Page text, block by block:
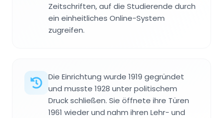
Zeitschriften, auf die Studierende durch
ein einheitliches Online-System
zugreifen.
Die Einrichtung wurde 1919 gegründet
und musste 1928 unter politischem
Druck schließen. Sie öffnete ihre Türen
1961 wieder und nahm ihren Lehr- und